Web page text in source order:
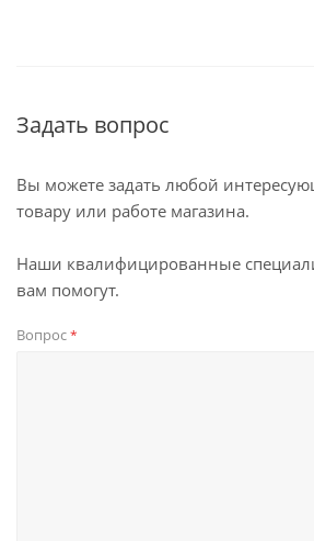
Задать вопрос
Вы можете задать любой
товару или работе магазина.
Наши квалифицированные
вам помогут.
Вопрос*